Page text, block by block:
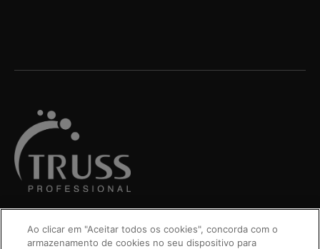
Ao clicar em "Aceitar todos os cookies", concorda com o
armazenamento de cookies no seu dispositivo para